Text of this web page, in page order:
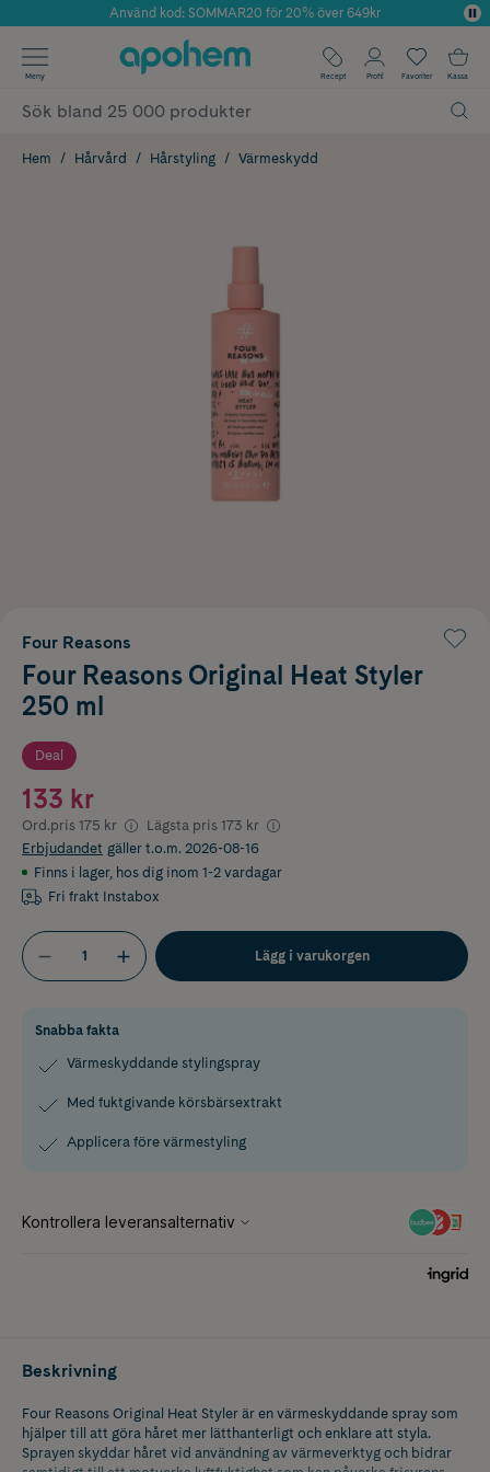
Årets Butik 2025 inom Skönhet
Använd kod: SOMMAR20 för 20% över 649kr
✓ Fri frakt
✓ Poäng på alla köp*
Meny Recept Profil Favoriter Kassa
Hem Hårvård Hårstyling Värmeskydd
Four Reasons
Four Reasons Original Heat Styler
250 ml
Deal
133 kr
Ord.pris 175 kr Lägsta pris 173 kr
Erbjudandet gäller t.o.m. 2026-08-16
Finns i lager, hos dig inom 1-2 vardagar
Fri frakt Instabox
Lägg i varukorgen
Snabba fakta
Värmeskyddande stylingspray
Med fuktgivande körsbärsextrakt
Applicera före värmestyling
Beskrivning
Four Reasons Original Heat Styler är en värmeskyddande spray som
hjälper till att göra håret mer lätthanterligt och enklare att styla.
Sprayen skyddar håret vid användning av värmeverktyg och bidrar